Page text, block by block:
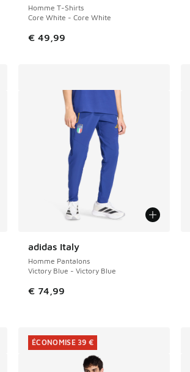
Homme T-Shirts
Core White - Core White
€ 49,99
adidas Italy
Homme Pantalons
Victory Blue - Victory Blue
€ 74,99
ÉCONOMISE 39 €